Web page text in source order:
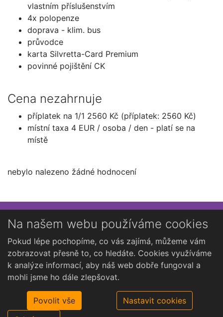
vlastním příslušenstvím
4x polopenze
doprava - klim. bus
průvodce
karta Silvretta-Card Premium
povinné pojištění CK
Cena nezahrnuje
příplatek na 1/1 2560 Kč (příplatek: 2560 Kč)
místní taxa 4 EUR / osoba / den - platí se na
místě
nebylo nalezeno žádné hodnocení
Přihlaste se k newsletteru
Chcete dostávat občasné novinky o Kutné Hoře?
Na našem webu používáme cookies
Pokud lépe pochopíme, co vás zajímá, můžeme vám
zobrazovat přesně to, co hledáte. Cookies využíváme
k analýze informací, aby náš web dobře fungoval a
mohli jsme ho dále zlepšovat.
Povolit vše
Nastavit cookies